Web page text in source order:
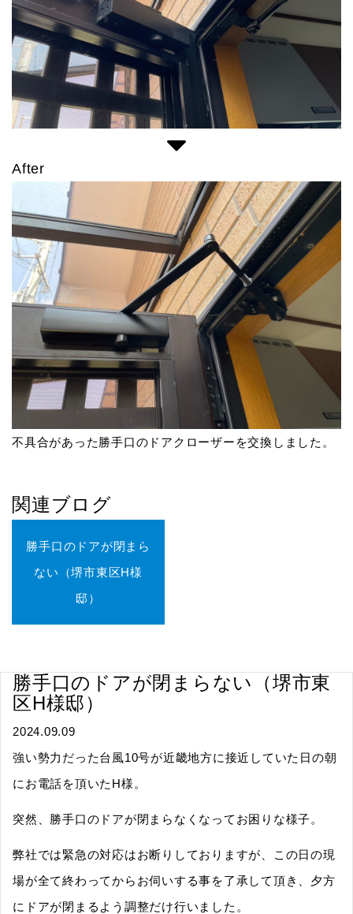
After
不具合があった勝手口のドアクローザーを交換しました。
関連ブログ
勝手口のドアが閉まら
ない（堺市東区H様
邸）
勝手口のドアが閉まらない（堺市東
区H様邸）
2024.09.09
強い勢力だった台風10号が近畿地方に接近していた日の朝
にお電話を頂いたH様。
突然、勝手口のドアが閉まらなくなってお困りな様子。
弊社では緊急の対応はお断りしておりますが、この日の現
場が全て終わってからお伺いする事を了承して頂き、夕方
にドアが閉まるよう調整だけ行いました。